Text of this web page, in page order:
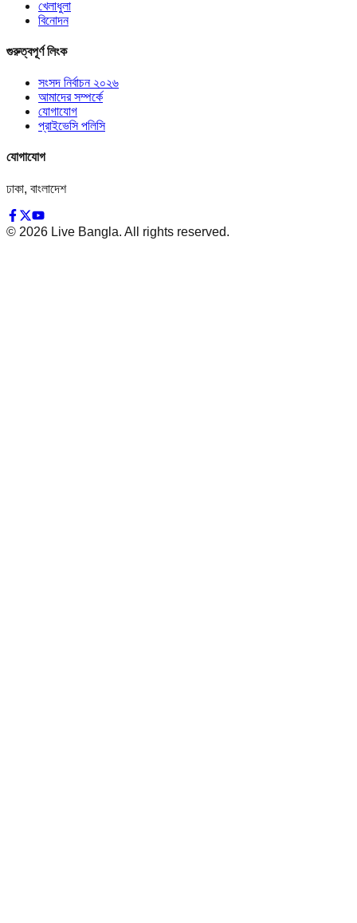
খেলাধুলা
বিনোদন
গুরুত্বপূর্ণ লিংক
সংসদ নির্বাচন ২০২৬
আমাদের সম্পর্কে
যোগাযোগ
প্রাইভেসি পলিসি
যোগাযোগ
ঢাকা, বাংলাদেশ
© 2026 Live Bangla. All rights reserved.